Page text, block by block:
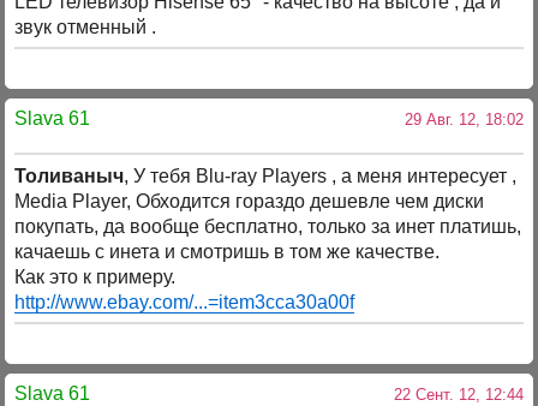
звук отменный .
Slava 61 29 Авг. 12, 18:02
Толиваныч, У тебя Blu-ray Players , а меня интересует ,
Media Player, Обходится гораздо дешевле чем диски
покупать, да вообще бесплатно, только за инет платишь,
качаешь с инета и смотришь в том же качестве.
Как это к примеру.
http://www.ebay.com/...=item3cca30a00f
Slava 61 22 Сент. 12, 12:44